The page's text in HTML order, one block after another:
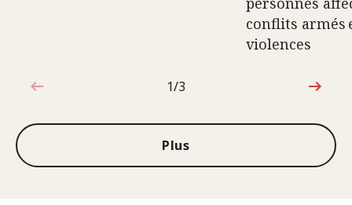
conflits armés
violences
1sur3
1/3
Plus